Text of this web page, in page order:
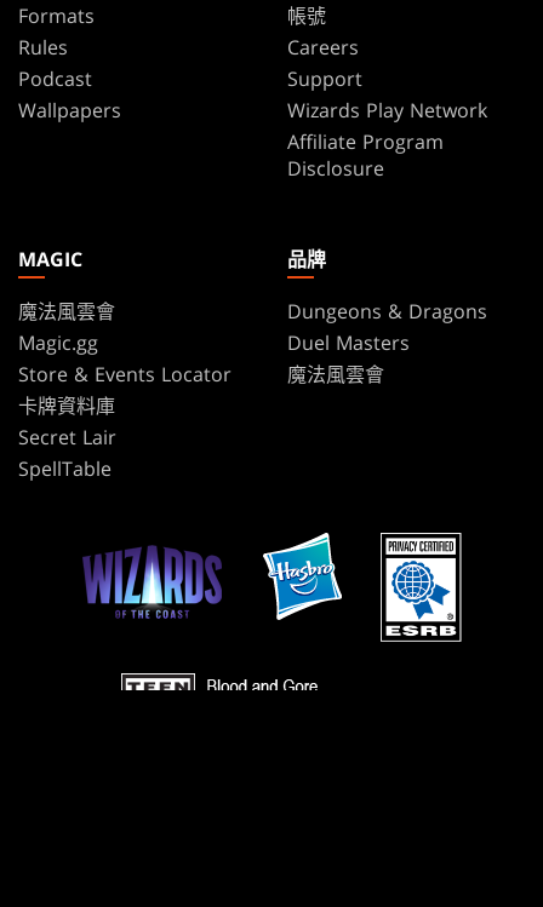
Formats
Rules
Podcast
Wallpapers
帳號
Careers
Support
Wizards Play Network
Affiliate Program
Disclosure
MAGIC
魔法風雲會
Magic.gg
Store & Events Locator
卡牌資料庫
Secret Lair
SpellTable
品牌
Dungeons & Dragons
Duel Masters
魔法風雲會